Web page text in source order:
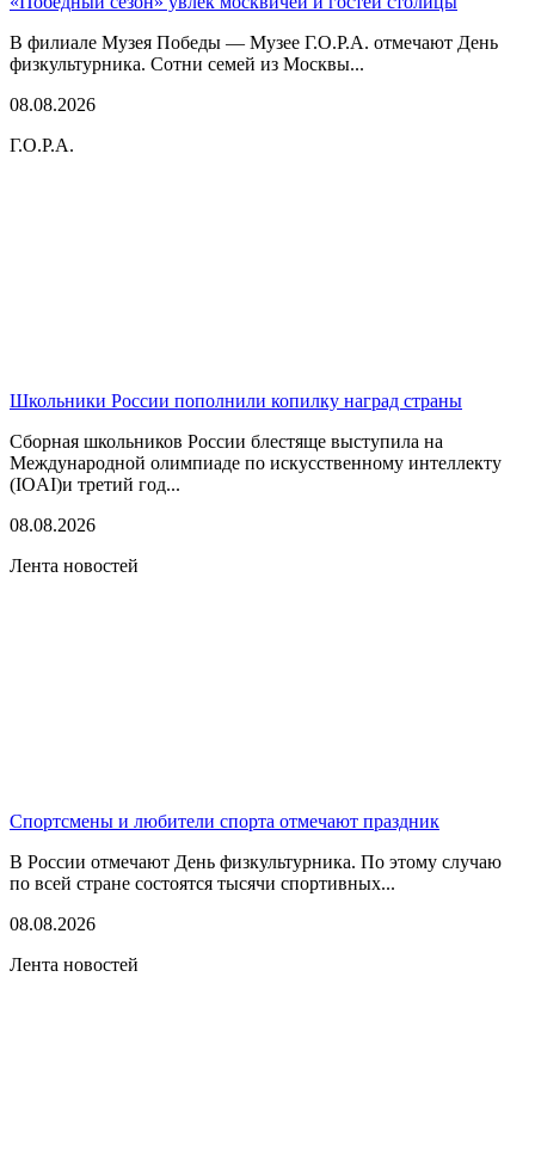
В филиале Музея Победы — Музее Г.О.Р.А. отмечают День
физкультурника. Сотни семей из Москвы...
08.08.2026
Г.О.Р.А.
Школьники России пополнили копилку наград страны
Сборная школьников России блестяще выступила на
Международной олимпиаде по искусственному интеллекту
(IOAI)и третий год...
08.08.2026
Лента новостей
Спортсмены и любители спорта отмечают праздник
В России отмечают День физкультурника. По этому случаю
по всей стране состоятся тысячи спортивных...
08.08.2026
Лента новостей